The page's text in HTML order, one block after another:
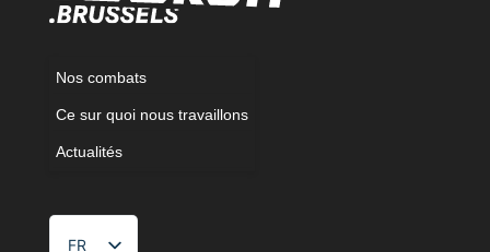
Nos combats
Ce sur quoi nous travaillons
Actualités
FR